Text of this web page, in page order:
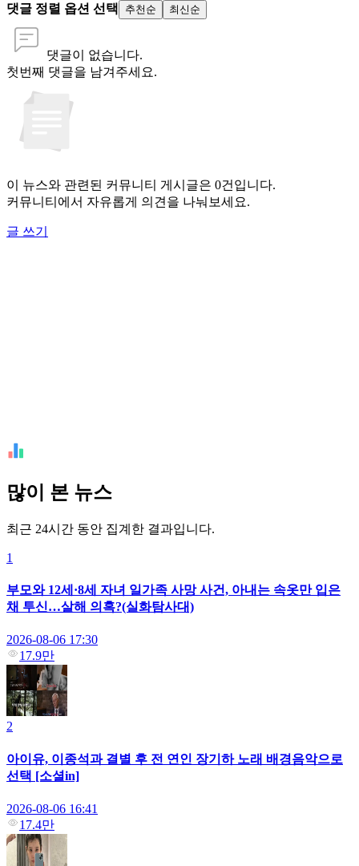
댓글 정렬 옵션 선택
추천순 최신순
댓글이 없습니다.
첫번째 댓글을 남겨주세요.
이 뉴스와 관련된 커뮤니티 게시글은 0건입니다.
커뮤니티에서 자유롭게 의견을 나눠보세요.
글 쓰기
많이 본 뉴스
최근 24시간 동안 집계한 결과입니다.
1
부모와 12세·8세 자녀 일가족 사망 사건, 아내는 속옷만 입은
채 투신…살해 의혹?(실화탐사대)
2026-08-06 17:30
17.9만
2
아이유, 이종석과 결별 후 전 연인 장기하 노래 배경음악으로
선택 [소셜in]
2026-08-06 16:41
17.4만